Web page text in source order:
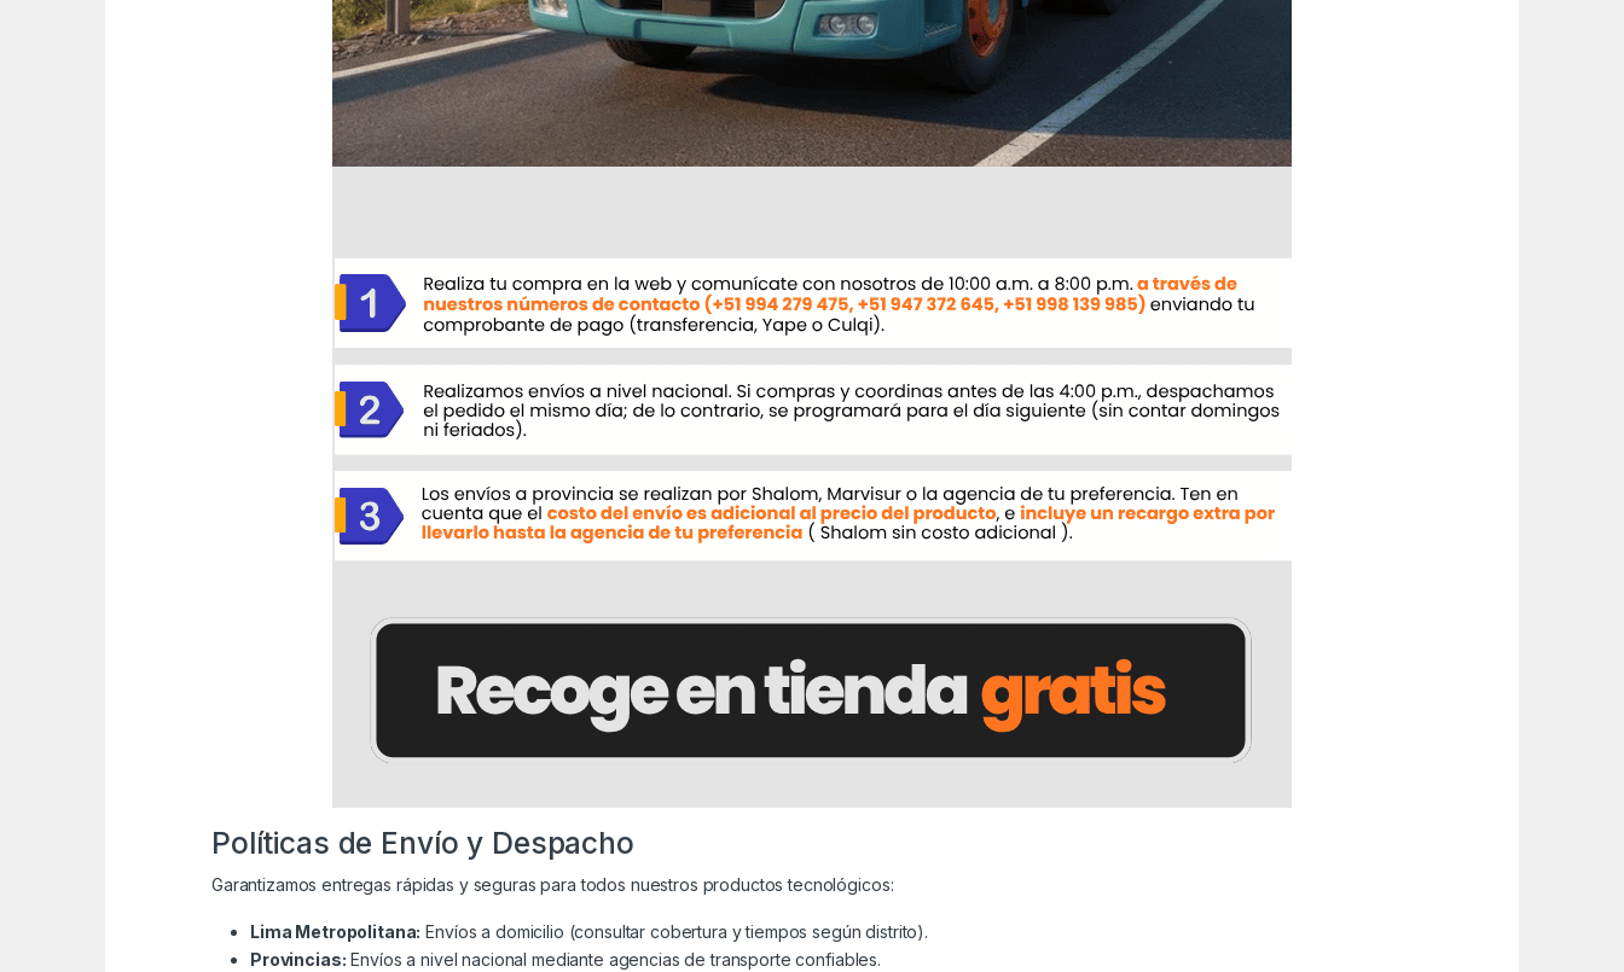
Políticas de Envío y Despacho
Garantizamos entregas rápidas y seguras para todos nuestros productos tecnológicos:
Lima Metropolitana: Envíos a domicilio (consultar cobertura y tiempos según distrito).
Provincias: Envíos a nivel nacional mediante agencias de transporte confiables.